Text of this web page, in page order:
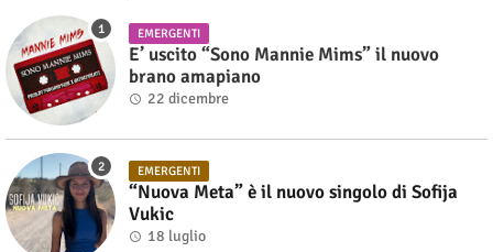
EMERGENTI
E’ uscito “Sono Mannie Mims” il nuovo
brano amapiano
22 dicembre
EMERGENTI
“Nuova Meta” è il nuovo singolo di Sofija
Vukic
18 luglio